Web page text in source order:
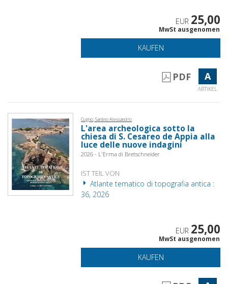
EUR 25,00
MwSt ausgenomen
KAUFEN
PDF A
ARTIKEL
Cugno, Santino Alessandro
L'area archeologica sotto la
chiesa di S. Cesareo de Appia alla
luce delle nuove indagini
2026 - L'Erma di Bretschneider
IST TEIL VON
Atlante tematico di topografia antica :
36, 2026
EUR 25,00
MwSt ausgenomen
KAUFEN